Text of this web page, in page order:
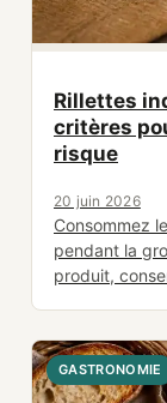
Rillettes
critères
risque
20 juin 2026
Consommez
pendant la
produit,
GASTRONOMIE